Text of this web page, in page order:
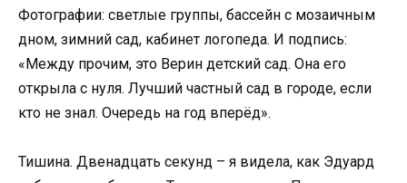
Фотографии: светлые группы, бассейн с мозаичным
дном, зимний сад, кабинет логопеда. И подпись:
«Между прочим, это Верин детский сад. Она его
открыла с нуля. Лучший частный сад в городе, если
кто не знал. Очередь на год вперёд».
Тишина. Двенадцать секунд – я видела, как Эдуард